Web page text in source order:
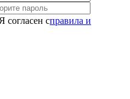
Я согласен справила и